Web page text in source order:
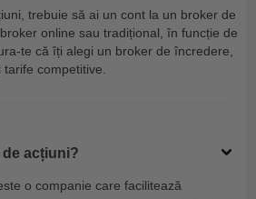
trebuie să ai un cont la un broker de
online sau tradițional, în funcție de
te că îți alegi un broker de încredere,
competitive.
acțiuni?
o companie care facilitează